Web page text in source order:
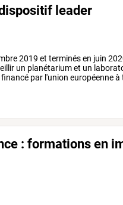
leader
2019 et terminésen juin
un planétariumet un
financé par l'union européenneà
: formations en